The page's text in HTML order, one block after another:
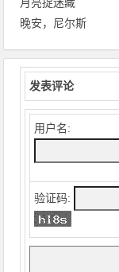
月亮捉迷藏
晚安，尼尔斯
发表评论
用户名:
验证码: